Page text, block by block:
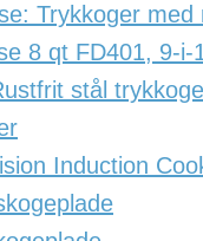
Trykkoger
8 qt FD401, 9-
stål
Induction